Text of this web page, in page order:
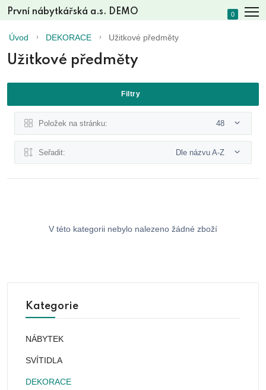
První nábytkářská a.s. DEMO 0
Úvod DEKORACE Užitkové předměty
Užitkové předměty
Filtry
Položek na stránku: 48
Seřadit: Dle názvu A-Z
V této kategorii nebylo nalezeno žádné zboží
Kategorie
NÁBYTEK
SVÍTIDLA
DEKORACE